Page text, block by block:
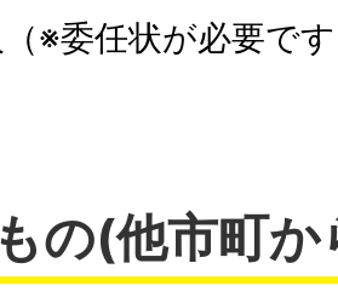
※委任状が必要で
の(他市町